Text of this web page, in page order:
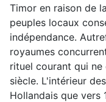
Timor en raison de
peuples locaux
indépendance.
royaumes
rituel courant qui ne
siècle. L'intérieur
Hollandais que vers